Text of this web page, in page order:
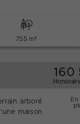
755 m²
160
arboré
maison